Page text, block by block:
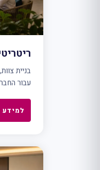
בניית
עבור
למידע